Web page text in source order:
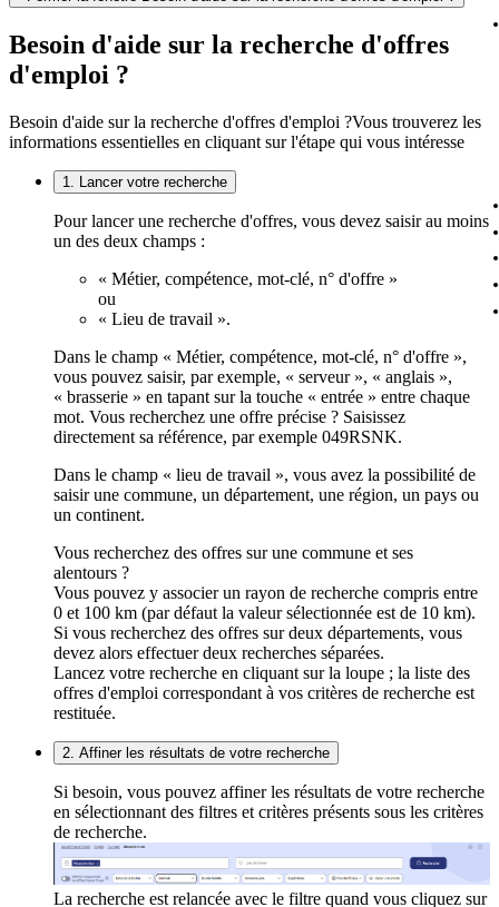
Besoin d'aide sur la recherche d'offres
d'emploi ?
Besoin d'aide sur la recherche d'offres d'emploi ?Vous trouverez les
informations essentielles en cliquant sur l'étape qui vous intéresse
1. Lancer votre recherche
Pour lancer une recherche d'offres, vous devez saisir au moins
un des deux champs :
« Métier, compétence, mot-clé, n° d'offre »
ou
« Lieu de travail ».
Dans le champ « Métier, compétence, mot-clé, n° d'offre »,
vous pouvez saisir, par exemple, « serveur », « anglais »,
« brasserie » en tapant sur la touche « entrée » entre chaque
mot. Vous recherchez une offre précise ? Saisissez
directement sa référence, par exemple 049RSNK.
Dans le champ « lieu de travail », vous avez la possibilité de
saisir une commune, un département, une région, un pays ou
un continent.
Vous recherchez des offres sur une commune et ses
alentours ?
Vous pouvez y associer un rayon de recherche compris entre
0 et 100 km (par défaut la valeur sélectionnée est de 10 km).
Si vous recherchez des offres sur deux départements, vous
devez alors effectuer deux recherches séparées.
Lancez votre recherche en cliquant sur la loupe ; la liste des
offres d'emploi correspondant à vos critères de recherche est
restituée.
2. Affiner les résultats de votre recherche
Si besoin, vous pouvez affiner les résultats de votre recherche
en sélectionnant des filtres et critères présents sous les critères
de recherche.
La recherche est relancée avec le filtre quand vous cliquez sur